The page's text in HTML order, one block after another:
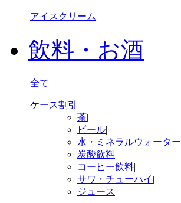
アイスクリーム
飲料・お酒
全て
ケース割引
茶|
ビール|
水・ミネラルウォーター
炭酸飲料|
コーヒー飲料|
サワ・チューハイ |
ジュース